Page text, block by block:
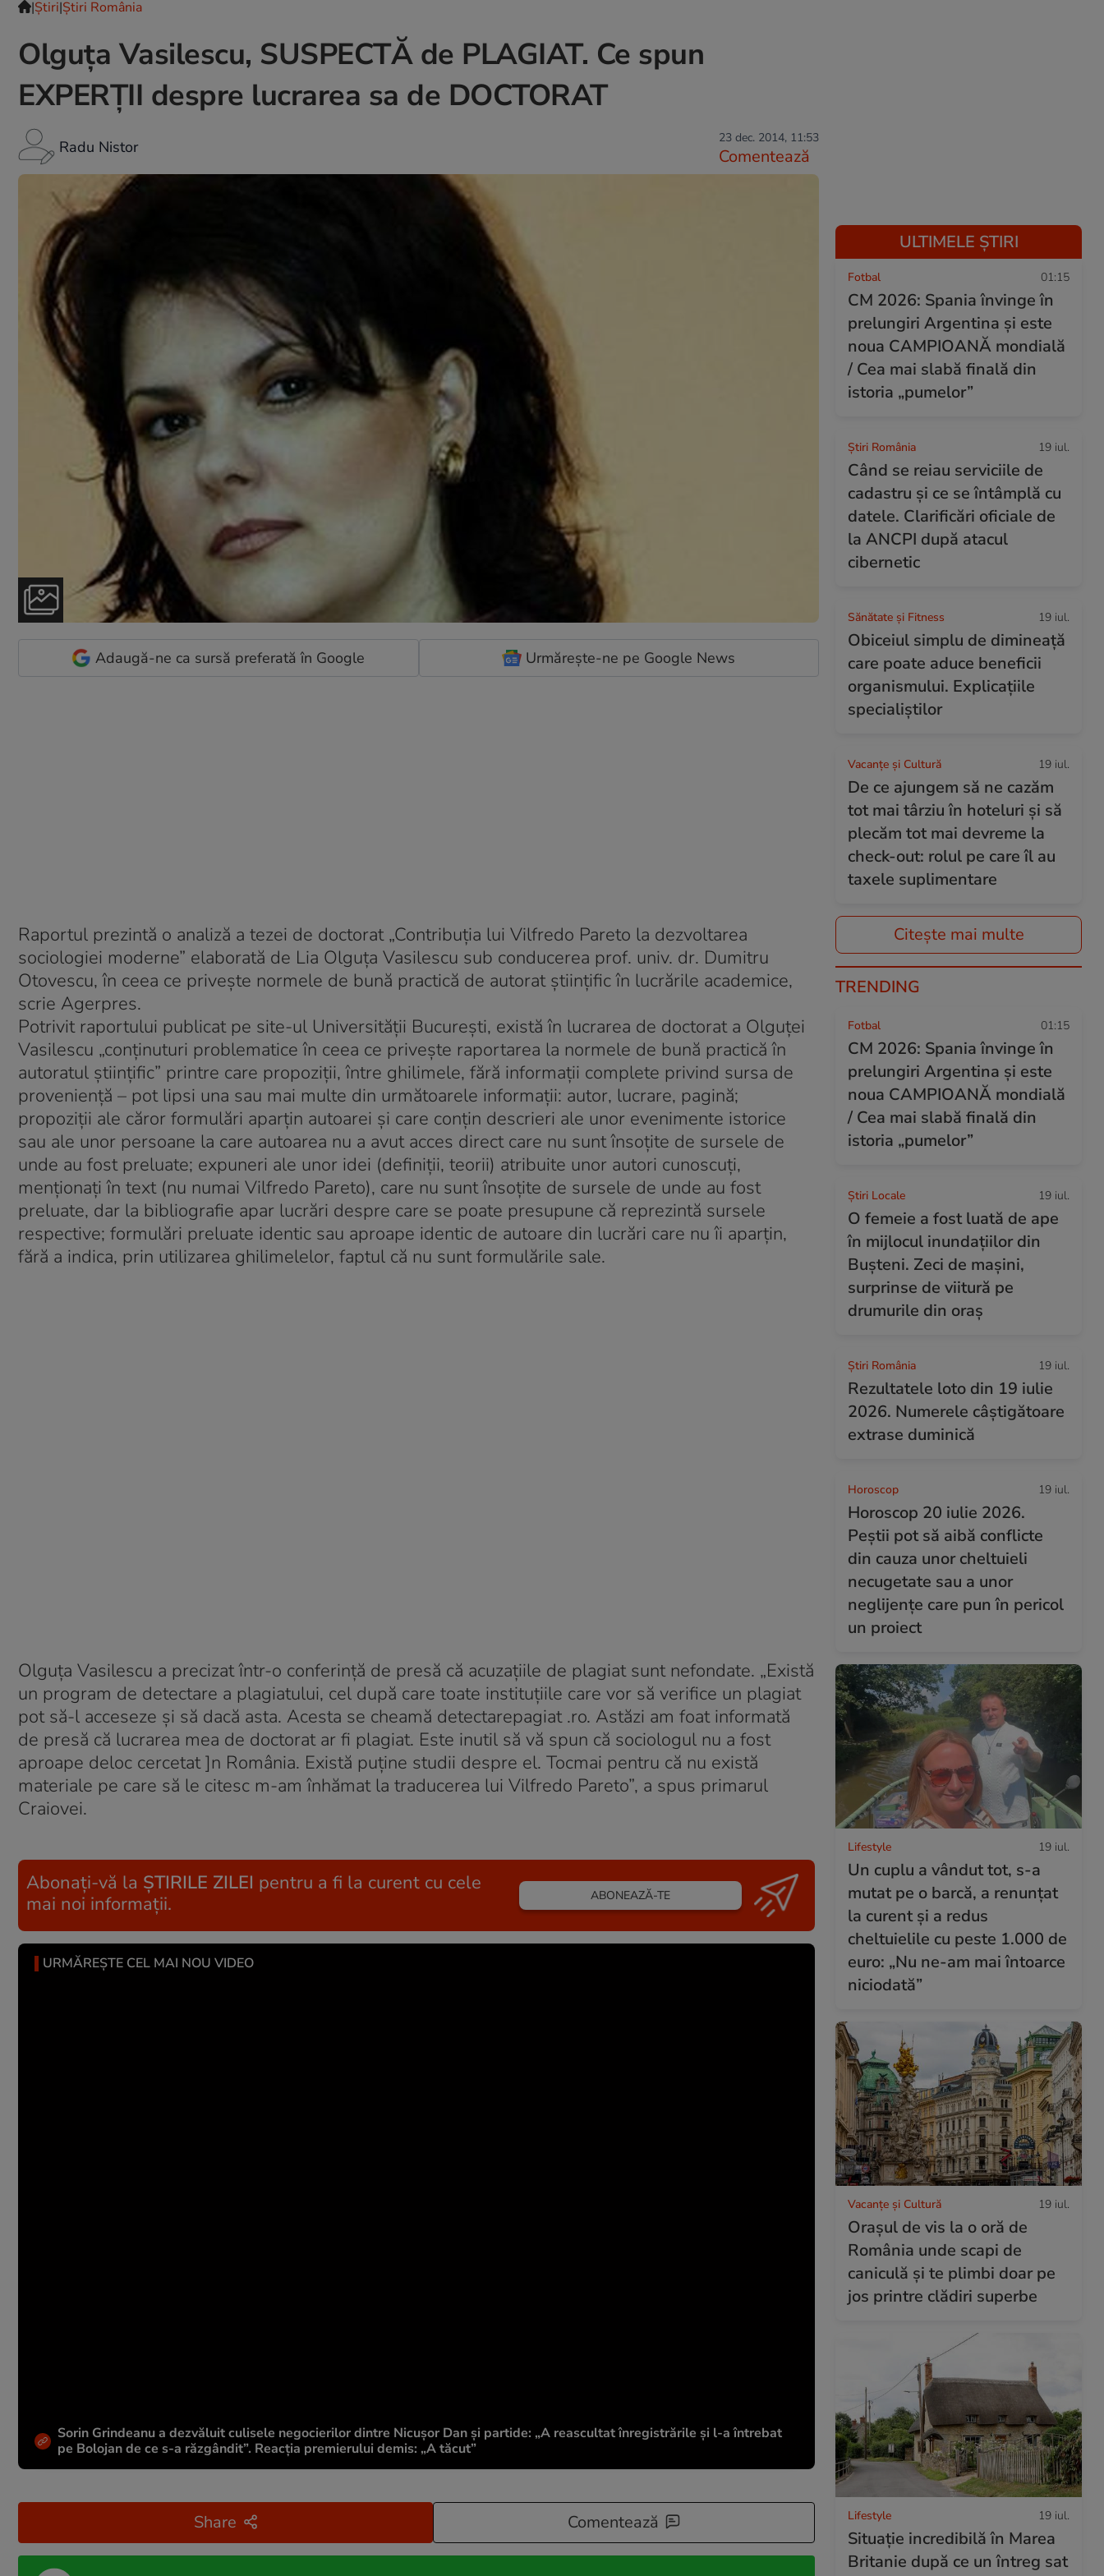
|Ştiri|Știri România
Olguța Vasilescu, SUSPECTĂ de PLAGIAT. Ce spun
EXPERȚII despre lucrarea sa de DOCTORAT
Radu Nistor 23 dec. 2014, 11:53
Comentează
Adaugă-ne ca sursă preferată în Google Urmărește-ne pe Google News
Raportul prezintă o analiză a tezei de doctorat „Contribuția lui Vilfredo Pareto la dezvoltarea
sociologiei moderne” elaborată de Lia Olguța Vasilescu sub conducerea prof. univ. dr. Dumitru
Otovescu, în ceea ce privește normele de bună practică de autorat științific în lucrările academice,
scrie Agerpres.
Potrivit raportului publicat pe site-ul Universității București, există în lucrarea de doctorat a Olguței
Vasilescu „conținuturi problematice în ceea ce privește raportarea la normele de bună practică în
autoratul științific” printre care propoziții, între ghilimele, fără informații complete privind sursa de
proveniență – pot lipsi una sau mai multe din următoarele informații: autor, lucrare, pagină;
propoziții ale căror formulări aparțin autoarei și care conțin descrieri ale unor evenimente istorice
sau ale unor persoane la care autoarea nu a avut acces direct care nu sunt însoțite de sursele de
unde au fost preluate; expuneri ale unor idei (definiții, teorii) atribuite unor autori cunoscuți,
menționați în text (nu numai Vilfredo Pareto), care nu sunt însoțite de sursele de unde au fost
preluate, dar la bibliografie apar lucrări despre care se poate presupune că reprezintă sursele
respective; formulări preluate identic sau aproape identic de autoare din lucrări care nu îi aparțin,
fără a indica, prin utilizarea ghilimelelor, faptul că nu sunt formulările sale.
Olguţa Vasilescu a precizat într-o conferinţă de presă că acuzaţiile de plagiat sunt nefondate. „Există
un program de detectare a plagiatului, cel după care toate instituţiile care vor să verifice un plagiat
pot să-l acceseze şi să dacă asta. Acesta se cheamă detectarepagiat .ro. Astăzi am foat informată
de presă că lucrarea mea de doctorat ar fi plagiat. Este inutil să vă spun că sociologul nu a fost
aproape deloc cercetat ]n România. Există puţine studii despre el. Tocmai pentru că nu există
materiale pe care să le citesc m-am înhămat la traducerea lui Vilfredo Pareto”, a spus primarul
Craiovei.
Abonați-vă la ȘTIRILE ZILEI pentru a fi la curent cu cele
mai noi informații.
ABONEAZĂ-TE
URMĂREȘTE CEL MAI NOU VIDEO
Sorin Grindeanu a dezvăluit culisele negocierilor dintre Nicușor Dan și partide: „A reascultat înregistrările și l-a întrebat
pe Bolojan de ce s-a răzgândit”. Reacția premierului demis: „A tăcut”
Share Comentează
ULTIMELE ȘTIRI
Fotbal 01:15
CM 2026: Spania învinge în
prelungiri Argentina și este
noua CAMPIOANĂ mondială
/ Cea mai slabă finală din
istoria „pumelor”
Știri România 19 iul.
Când se reiau serviciile de
cadastru și ce se întâmplă cu
datele. Clarificări oficiale de
la ANCPI după atacul
cibernetic
Sănătate și Fitness 19 iul.
Obiceiul simplu de dimineață
care poate aduce beneficii
organismului. Explicațiile
specialiștilor
Vacanțe și Cultură 19 iul.
De ce ajungem să ne cazăm
tot mai târziu în hoteluri și să
plecăm tot mai devreme la
check-out: rolul pe care îl au
taxele suplimentare
Citește mai multe
TRENDING
Fotbal 01:15
CM 2026: Spania învinge în
prelungiri Argentina și este
noua CAMPIOANĂ mondială
/ Cea mai slabă finală din
istoria „pumelor”
Știri Locale 19 iul.
O femeie a fost luată de ape
în mijlocul inundațiilor din
Bușteni. Zeci de mașini,
surprinse de viitură pe
drumurile din oraș
Știri România 19 iul.
Rezultatele loto din 19 iulie
2026. Numerele câștigătoare
extrase duminică
Horoscop 19 iul.
Horoscop 20 iulie 2026.
Peștii pot să aibă conflicte
din cauza unor cheltuieli
necugetate sau a unor
neglijențe care pun în pericol
un proiect
Lifestyle 19 iul.
Un cuplu a vândut tot, s-a
mutat pe o barcă, a renunțat
la curent și a redus
cheltuielile cu peste 1.000 de
euro: „Nu ne-am mai întoarce
niciodată”
Vacanțe și Cultură 19 iul.
Orașul de vis la o oră de
România unde scapi de
caniculă și te plimbi doar pe
jos printre clădiri superbe
Lifestyle 19 iul.
Situație incredibilă în Marea
Britanie după ce un întreg sat